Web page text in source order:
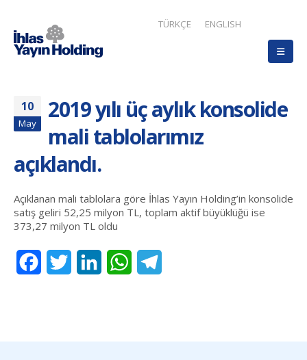
TÜRKÇE ENGLISH
10
May
2019 yılı üç aylık konsolide
mali tablolarımız
açıklandı.
Açıklanan mali tablolara göre İhlas Yayın Holding’in konsolide
satış geliri 52,25 milyon TL, toplam aktif büyüklüğü ise
373,27 milyon TL oldu
FacebookTwitter LinkedInWhatsApp